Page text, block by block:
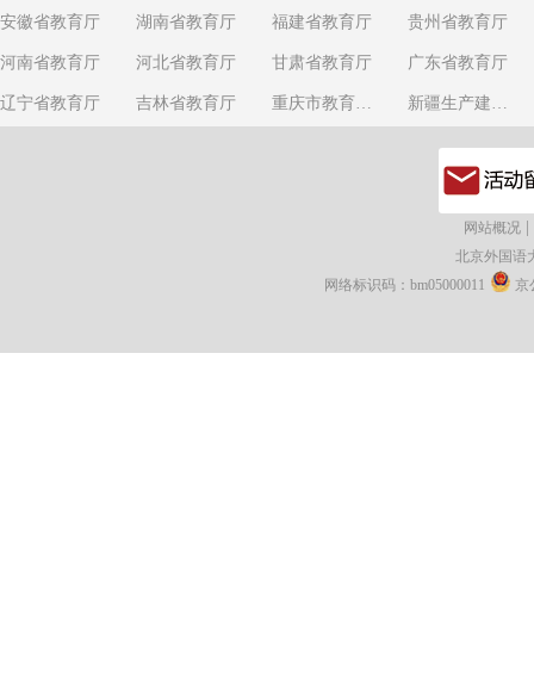
安徽省教育厅 湖南省教育厅 福建省教育厅 贵州省教育厅
河南省教育厅 河北省教育厅 甘肃省教育厅 广东省教育厅
辽宁省教育厅 吉林省教育厅 重庆市教育委员会 新疆生产建设兵团教育局
网站概况
北京外国语
网络标识码：bm05000011
京